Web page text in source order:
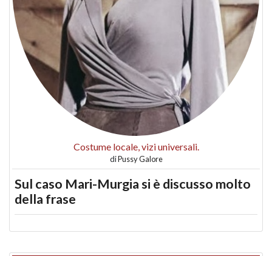
Costume locale, vizi universali.
diPussy Galore
Sul caso Mari-Murgia si è discusso molto
della frase